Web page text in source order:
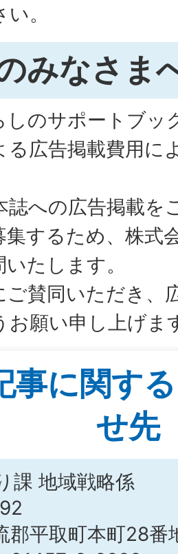
。
みなさま
しのサポートブッ
る広告掲載費用に
誌への広告掲載を
集するため、株式
たします。
ご賛同いただき、
お願い申し上げま
事に関す
せ先
課 地域戦略係
郡平取町本町28番